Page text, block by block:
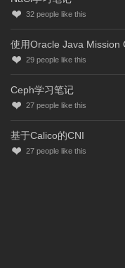
32 people like this
使用Oracle Java Mission
29 people like this
Ceph学习笔记
27 people like this
基于Calico的CNI
27 people like this